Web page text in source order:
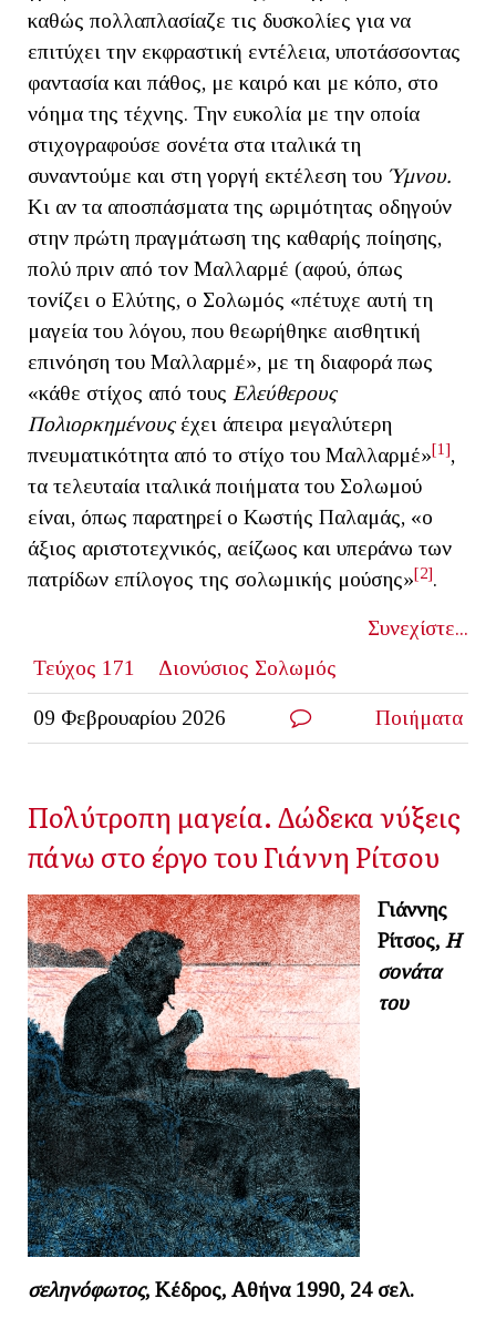
καθώς πολλαπλασίαζε τις δυσκολίες για να
επιτύχει την εκφραστική εντέλεια, υποτάσσοντας
φαντασία και πάθος, με καιρό και με κόπο, στο
νόημα της τέχνης. Την ευκολία με την οποία
στιχογραφούσε σονέτα στα ιταλικά τη
συναντούμε και στη γοργή εκτέλεση του Ύμνου.
Κι αν τα αποσπάσματα της ωριμότητας οδηγούν
στην πρώτη πραγμάτωση της καθαρής ποίησης,
πολύ πριν από τον Μαλλαρμέ (αφού, όπως
τονίζει ο Ελύτης, ο Σολωμός «πέτυχε αυτή τη
μαγεία του λόγου, που θεωρήθηκε αισθητική
επινόηση του Μαλλαρμέ», με τη διαφορά πως
«κάθε στίχος από τους Ελεύθερους
Πολιορκημένους έχει άπειρα μεγαλύτερη
πνευματικότητα από το στίχο του Μαλλαρμέ»[1],
τα τελευταία ιταλικά ποιήματα του Σολωμού
είναι, όπως παρατηρεί ο Κωστής Παλαμάς, «ο
άξιος αριστοτεχνικός, αείζωος και υπεράνω των
πατρίδων επίλογος της σολωμικής μούσης»[2].
Συνεχίστε...
Τεύχος 171
Διονύσιος Σολωμός
09 Φεβρουαρίου 2026 Ποιήματα
Πολύτροπη μαγεία. Δώδεκα νύξεις
πάνω στο έργο του Γιάννη Ρίτσου
Γιάννης
Ρίτσος, Η
σονάτα
του
σεληνόφωτος, Κέδρος, Αθήνα 1990, 24 σελ.